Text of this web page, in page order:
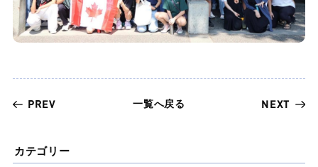
PREV 一覧へ戻る NEXT
カテゴリー